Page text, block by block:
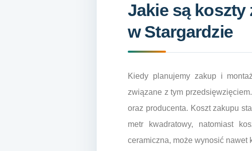
Jakie są
w Stargardzie
Kiedy planujemy zakup i
związane z tym
oraz producenta. Koszt zakupu
metr kwadratowy, natomiast
ceramiczna, może wynosić nawet